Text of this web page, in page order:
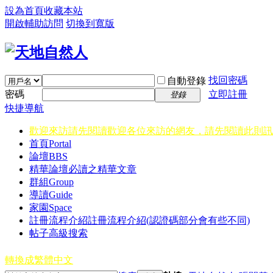
設為首頁收藏本站
開啟輔助訪問 切換到寬版
自動登錄 找回密碼
密碼
登錄
立即註冊
快捷導航
歡迎來訪請先閱讀歡迎各位來訪的網友，請先閱讀此則
首頁Portal
論壇BBS
精華論壇必讀之精華文章
群組Group
導讀Guide
家園 Space
註冊流程介紹註冊流程介紹(認證碼部分會有些不同)
帖子高級搜索
轉換成繁體中文